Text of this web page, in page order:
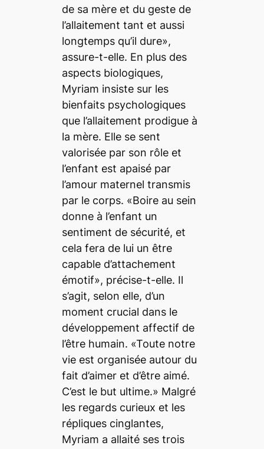
de sa mère et du geste de
l’allaitement tant et aussi
longtemps qu’il dure»,
assure-t-elle. En plus des
aspects biologiques,
Myriam insiste sur les
bienfaits psychologiques
que l’allaitement prodigue à
la mère. Elle se sent
valorisée par son rôle et
l’enfant est apaisé par
l’amour maternel transmis
par le corps. «Boire au sein
donne à l’enfant un
sentiment de sécurité, et
cela fera de lui un être
capable d’attachement
émotif», précise-t-elle. Il
s’agit, selon elle, d’un
moment crucial dans le
développement affectif de
l’être humain. «Toute notre
vie est organisée autour du
fait d’aimer et d’être aimé.
C’est le but ultime.» Malgré
les regards curieux et les
répliques cinglantes,
Myriam a allaité ses trois